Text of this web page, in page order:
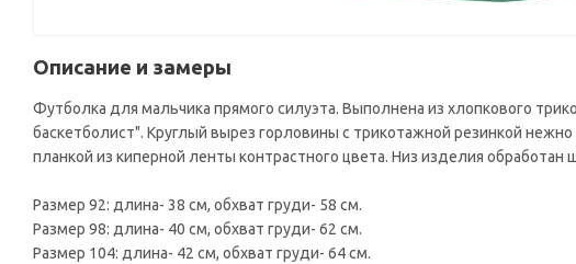
Описание и замеры
Футболка для мальчика прямого силуэта. Выполнена из хлопкового
баскетболист". Круглый вырез горловины с трикотажной резинкой
планкой из киперной ленты контрастного цвета. Низ изделия обработан
Размер 92: длина- 38 см, обхват груди- 58 см.
Размер 98: длина- 40 см, обхват груди- 62 см.
Размер 104: длина- 42 см, обхват груди- 64 см.